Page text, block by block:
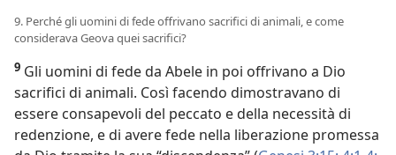
9. Perché gli uomini di fede offrivano sacrifici di animali, e come
considerava Geova quei sacrifici?
9 Gli uomini di fede da Abele in poi offrivano a Dio
sacrifici di animali. Così facendo dimostravano di
essere consapevoli del peccato e della necessità di
redenzione, e di avere fede nella liberazione promessa